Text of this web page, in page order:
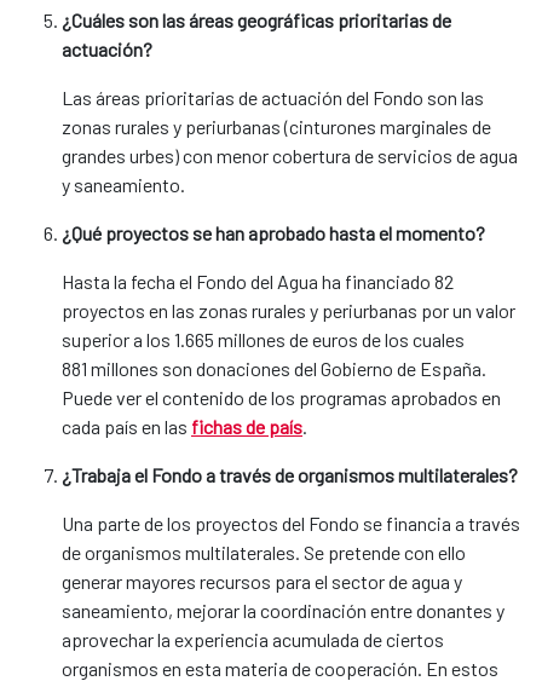
¿Cuáles son las áreas geográficas prioritarias de
actuación?
Las áreas prioritarias de actuación del Fondo son las
zonas rurales y periurbanas (cinturones marginales de
grandes urbes) con menor cobertura de servicios de agua
y saneamiento.
¿Qué proyectos se han aprobado hasta el momento?
Hasta la fecha el Fondo del Agua ha financiado 82
proyectos en las zonas rurales y periurbanas por un valor
superior a los 1.665 millones de euros de los cuales
881 millones son donaciones del Gobierno de España.
Puede ver el contenido de los programas aprobados en
cada país en las fichas de país.
¿Trabaja el Fondo a través de organismos multilaterales?
Una parte de los proyectos del Fondo se financia a través
de organismos multilaterales. Se pretende con ello
generar mayores recursos para el sector de agua y
saneamiento, mejorar la coordinación entre donantes y
aprovechar la experiencia acumulada de ciertos
organismos en esta materia de cooperación. En estos